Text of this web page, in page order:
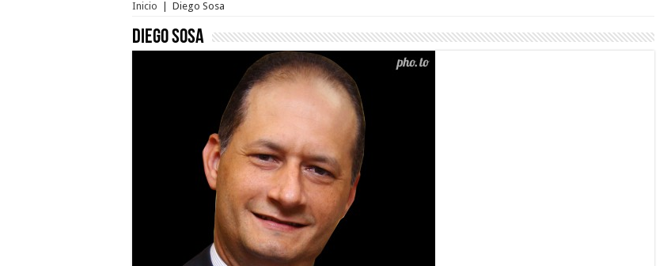
Inicio Diego Sosa
Diego Sosa